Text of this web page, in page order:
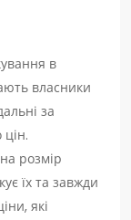
в
власники
за
розмір
їх та завжди
які